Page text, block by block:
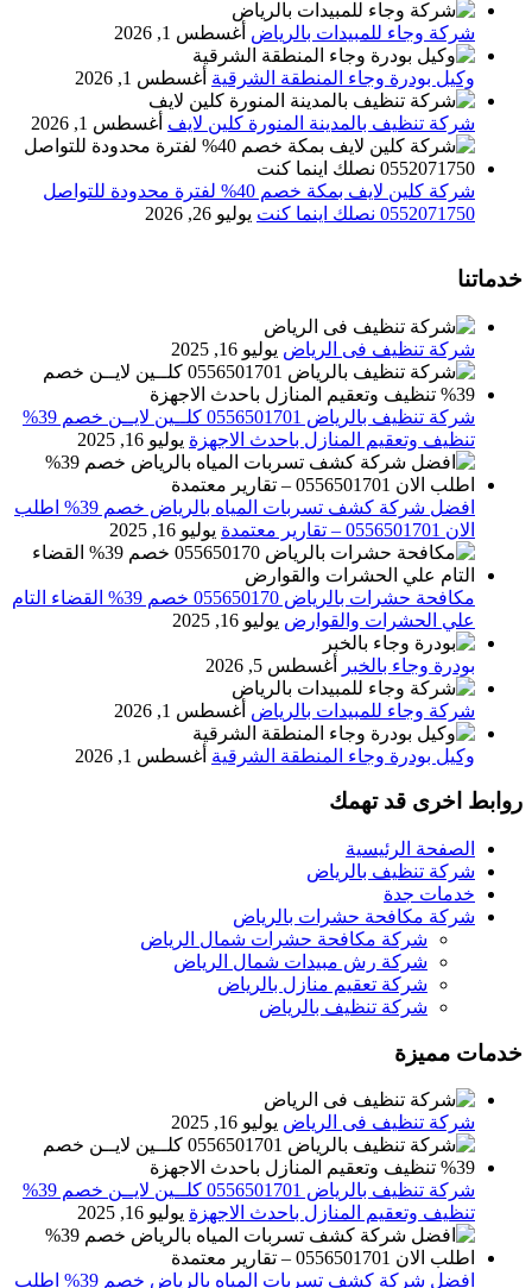
شركة وجاء للمبيدات بالرياض أغسطس 1, 2026
وكيل بودرة وجاء المنطقة الشرقية أغسطس 1, 2026
شركة تنظيف بالمدينة المنورة كلين لايف أغسطس 1, 2026
شركة كلين لايف بمكة خصم 40% لفترة محدودة للتواصل
0552071750 نصلك اينما كنت
يوليو 26, 2026
خدماتنا
شركة تنظيف فى الرياض يوليو 16, 2025
شركة تنظيف بالرياض 0556501701 كلــين لايــن خصم 39%
تنظيف وتعقيم المنازل باحدث الاجهزة يوليو 16, 2025
افضل شركة كشف تسربات المياه بالرياض خصم 39% اطلب
الان 0556501701‬‏ – تقارير معتمدة
يوليو 16, 2025
مكافحة حشرات بالرياض 055650170 خصم 39% القضاء التام
علي الحشرات والقوارض يوليو 16, 2025
بودرة وجاء بالخبر أغسطس 5, 2026
شركة وجاء للمبيدات بالرياض أغسطس 1, 2026
وكيل بودرة وجاء المنطقة الشرقية أغسطس 1, 2026
روابط اخرى قد تهمك
الصفحة الرئيسية
شركة تنظيف بالرياض
خدمات جدة
شركة مكافحة حشرات بالرياض
شركة مكافحة حشرات شمال الرياض
شركة رش مبيدات شمال الرياض
شركة تعقيم منازل بالرياض
شركة تنظيف بالرياض
خدمات مميزة
شركة تنظيف فى الرياض يوليو 16, 2025
شركة تنظيف بالرياض 0556501701 كلــين لايــن خصم 39%
تنظيف وتعقيم المنازل باحدث الاجهزة يوليو 16, 2025
افضل شركة كشف تسربات المياه بالرياض خصم 39% اطلب